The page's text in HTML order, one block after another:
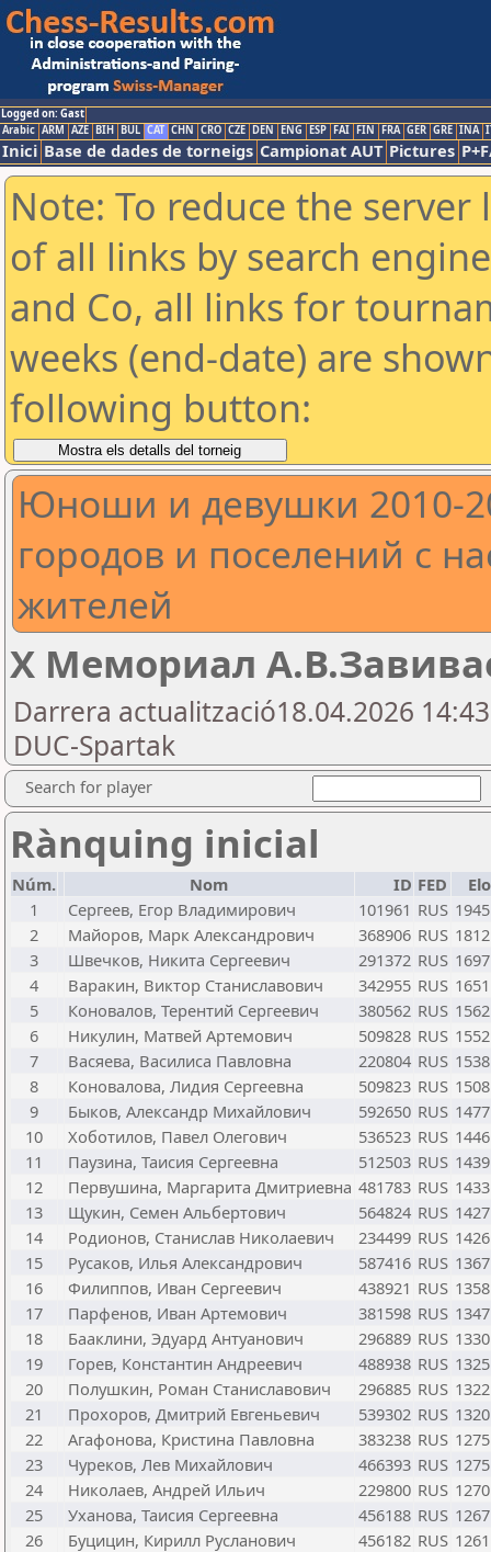
Logged on: Gast
Arabic ARM AZE BIH BUL CAT CHN CRO CZE DEN ENG ESP FAI FIN FRA GER GRE INA
Inici Base de dades de torneigs Campionat AUT Pictures
Note: To reduce the
of all links by search
and Co, all links for
weeks (end-date) are
following button:
Юноши и девушки 2010-
городов и поселений с
жителей
X Мемориал
Darrera actualització18.04.2026
DUC-Spartak
Search for player
Rànquing inicial
Núm. Nom ID FED
Elo
1
Сергеев, Егор Владимирович 101961 RUS 1945
2
Майоров, Марк Александрович 368906 RUS 1812
3
Швечков, Никита Сергеевич 291372 RUS 1697
4
Варакин, Виктор Станиславович 342955 RUS 1651
5
Коновалов, Терентий Сергеевич 380562 RUS 1562
6
Никулин, Матвей Артемович 509828 RUS 1552
7
Васяева, Василиса Павловна 220804 RUS 1538
8
Коновалова, Лидия Сергеевна 509823 RUS 1508
9
Быков, Александр Михайлович 592650 RUS 1477
10
Хоботилов, Павел Олегович 536523 RUS 1446
11
Паузина, Таисия Сергеевна 512503 RUS 1439
12
Первушина, Маргарита Дмитриевна 481783 RUS 1433
13
Щукин, Семен Альбертович 564824 RUS 1427
14
Родионов, Станислав Николаевич 234499 RUS 1426
15
Русаков, Илья Александрович 587416 RUS 1367
16
Филиппов, Иван Сергеевич 438921 RUS 1358
17
Парфенов, Иван Артемович 381598 RUS 1347
18
Бааклини, Эдуард Антуанович 296889 RUS 1330
19
Горев, Константин Андреевич 488938 RUS 1325
20
Полушкин, Роман Станиславович 296885 RUS 1322
21
Прохоров, Дмитрий Евгеньевич 539302 RUS 1320
22
Агафонова, Кристина Павловна 383238 RUS 1275
23
Чуреков, Лев Михайлович 466393 RUS 1275
24
Николаев, Андрей Ильич 229800 RUS 1270
25
Уханова, Таисия Сергеевна 456188 RUS 1267
26
Буцицин, Кирилл Русланович 456182 RUS 1261